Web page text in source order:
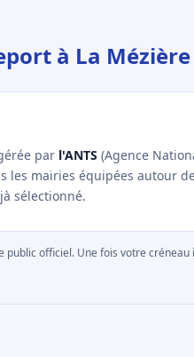
à La Mézière
par l'ANTS (Agence
les mairies équipées autour
sélectionné.
public officiel. Une fois votre